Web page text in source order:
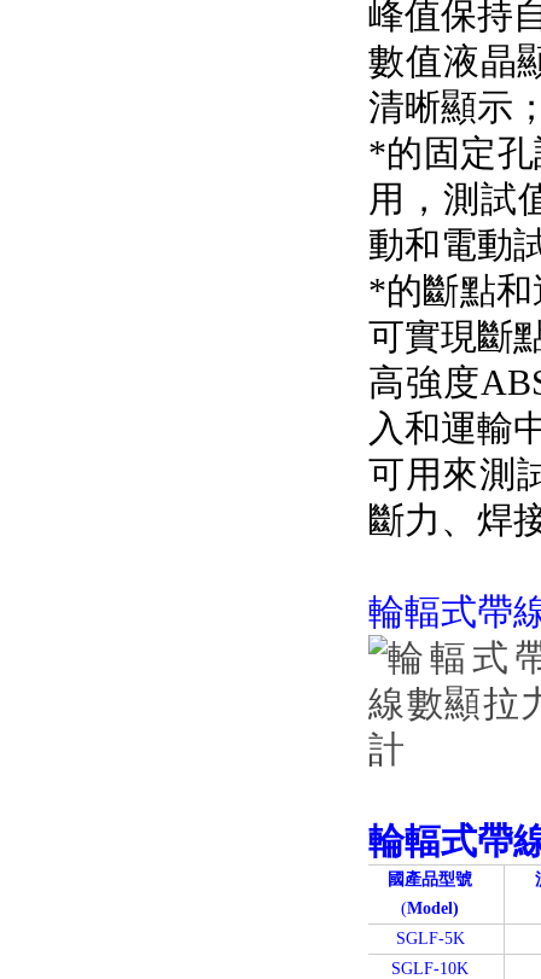
峰值保持自
數值液晶
清晰顯示
*的固定孔
用，
動和電動試
*的斷點和
可實現斷點
高強度
入和運輸中
可用來測試
斷力、
輪輻式帶
輪輻式帶
國產品型號
(Model)
SGLF-5K
SGLF-10K